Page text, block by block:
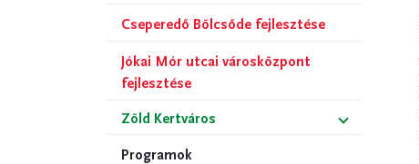
Cseperedő Bölcsőde fejlesztése
Jókai Mór utcai városközpont
fejlesztése
Zöld Kertváros
Programok